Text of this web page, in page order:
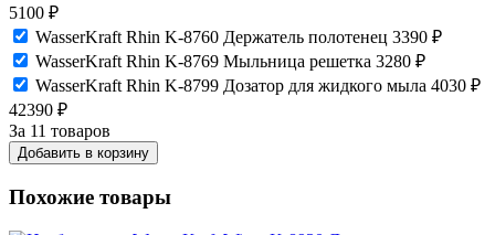
5100 ₽
WasserKraft Rhin K-8760 Держатель полотенец 3390 ₽
WasserKraft Rhin K-8769 Мыльница решетка 3280 ₽
WasserKraft Rhin K-8799 Дозатор для жидкого мыла 4030 ₽
42390 ₽
За 11 товаров
Добавить в корзину
Похожие товары